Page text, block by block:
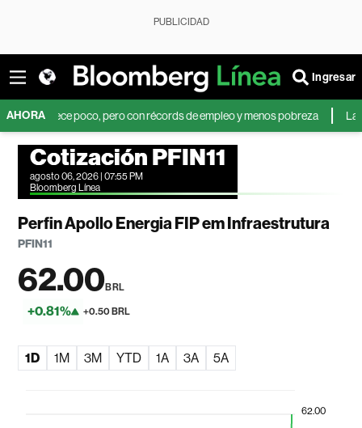
PUBLICIDAD
Ingresar
AHORA
crece poco, pero con récords de empleo y menos pobreza La
Cotización PFIN11
agosto 06, 2026 | 07:55 PM
Bloomberg Línea
Perfin Apollo Energia FIP em Infraestrutura
PFIN11
62.00BRL
+0.81% +0.50 BRL
1D 1M 3M YTD 1A 3A 5A
62.00